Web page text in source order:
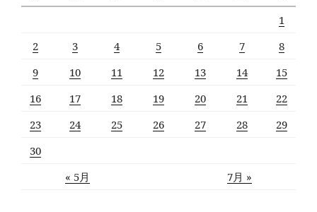
« 5月 7月 »
1
2
3 4 5 6 7
8
9
10 11 12 13 14
15
16
17 18 19 20 21
22
23
24 25 26 27 28
29
30